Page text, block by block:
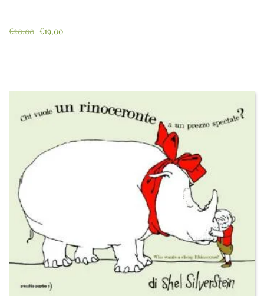
€20,00 €19,00